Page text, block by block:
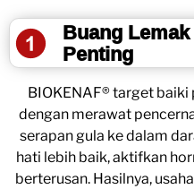
Buang
Penting
BIOKENAF® target
dengan merawat
serapan gula ke dalam
hati lebih baik, aktifkan
berterusan. Hasilnya,